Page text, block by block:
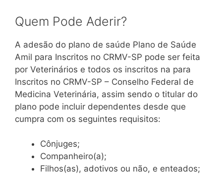
Quem Pode Aderir?
A adesão do plano de saúde Plano de Saúde
Amil para Inscritos no CRMV-SP pode ser feita
por Veterinários e todos os inscritos na para
Inscritos no CRMV-SP – Conselho Federal de
Medicina Veterinária, assim sendo o titular do
plano pode incluir dependentes desde que
cumpra com os seguintes requisitos:
Cônjuges;
Companheiro(a);
Filhos(as), adotivos ou não, e enteados;